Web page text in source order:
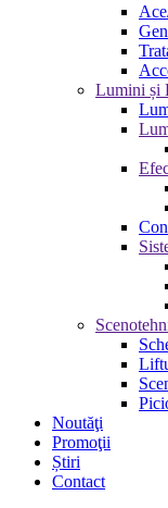
Lumini și
Noutăţi
Promoţii
Știri
Contact